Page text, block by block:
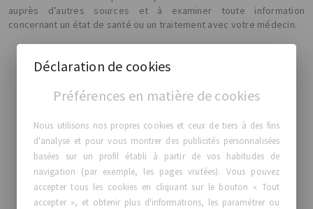
auprès d’autres sources et à examiner toute information
concernant un état de santé ou un traitement avec votre médecin.
À propos de GC Aesthetics®
Nous contacter
Vraies histoires, vraies femmes
Blog
Déclaration de cookies
Préférences en matière de cookies
Nous utilisons nos propres cookies et ceux de tiers à des fins
d'analyse et pour vous montrer des publicités personnalisées
basées sur un profil établi à partir de vos habitudes de
navigation (par exemple, les pages visitées). Vous pouvez
accepter tous les cookies en cliquant sur le bouton « Tout
accepter », et obtenir plus d'informations, les paramétrer ou